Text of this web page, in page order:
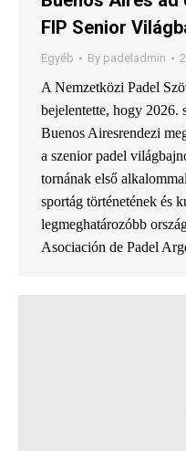
FIP Senior
Egyéb By padeladmin
A Nemzetközi Padel
bejelentette, hogy 2026.
Buenos Airesrendezi
a szenior padel
tornának első
sportág történetének és
legmeghatározóbb
Asociación de Padel